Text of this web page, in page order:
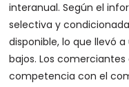
interanual. Según el
selectiva y
disponible, lo que llevó
bajos. Los
competencia con el